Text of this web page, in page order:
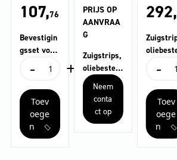
107,76
Bevestigin
gsset voor
zuigbalken
-
Bevestigingsset
geleiderollen
zuigbalken
aantal
+
Toev
oege
n
PRIJS OP
AANVRAA
G
Zuigstrips,
oliebesten
dig,
Neem
conta
ct op
292,
, 1300
-
1300
mm
aantal
Toev
oege
n